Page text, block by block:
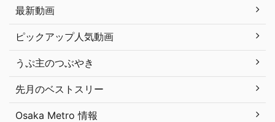
最新動画
ピックアップ人気動画
うぷ主のつぶやき
先月のベストスリー
Osaka Metro 情報